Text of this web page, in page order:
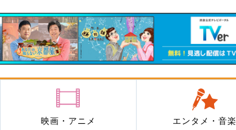
映画・アニメ エンタメ・音楽